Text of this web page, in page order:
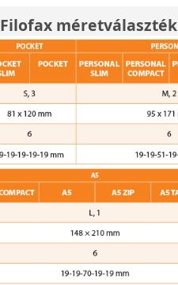
Filofax méretválaszték